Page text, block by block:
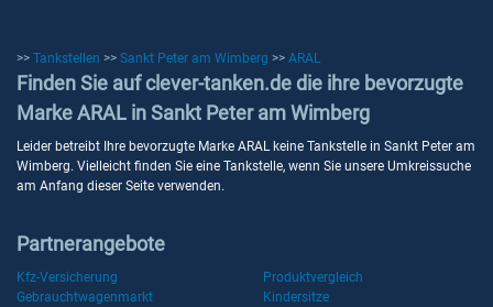
>> Tankstellen >> Sankt Peter am Wimberg >> ARAL
Finden Sie auf clever-tanken.de die ihre bevorzugte
Marke ARAL in Sankt Peter am Wimberg
Leider betreibt Ihre bevorzugte Marke ARAL keine Tankstelle in Sankt Peter am
Wimberg. Vielleicht finden Sie eine Tankstelle, wenn Sie unsere Umkreissuche
am Anfang dieser Seite verwenden.
Partnerangebote
Kfz-Versicherung
Produktvergleich
Gebrauchtwagenmarkt
Kindersitze